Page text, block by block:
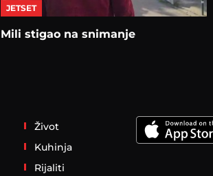
JETSET
Mili stigao na snimanje
Život
Kuhinja
Rijaliti